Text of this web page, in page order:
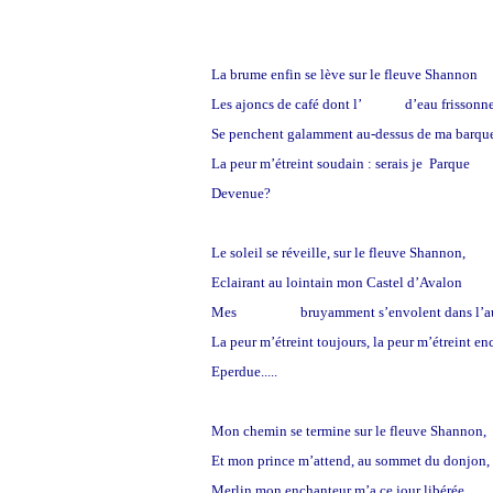
La brume enfin se lève sur le fleuve Shannon
Les ajoncs de café dont l’
d’eau
Se penchent galamment au-dessus de ma
La peur m’étreint soudain : serais je Parque
Devenue?
Le soleil se réveille, sur le fleuve Shannon,
Eclairant au lointain mon Castel d’Avalon
Mes
bruyamment s’envolent dans
La peur m’étreint toujours, la peur m’étreint
Eperdue.....
Mon chemin se termine sur le fleuve Shannon,
Et mon prince m’attend, au sommet du donjon,